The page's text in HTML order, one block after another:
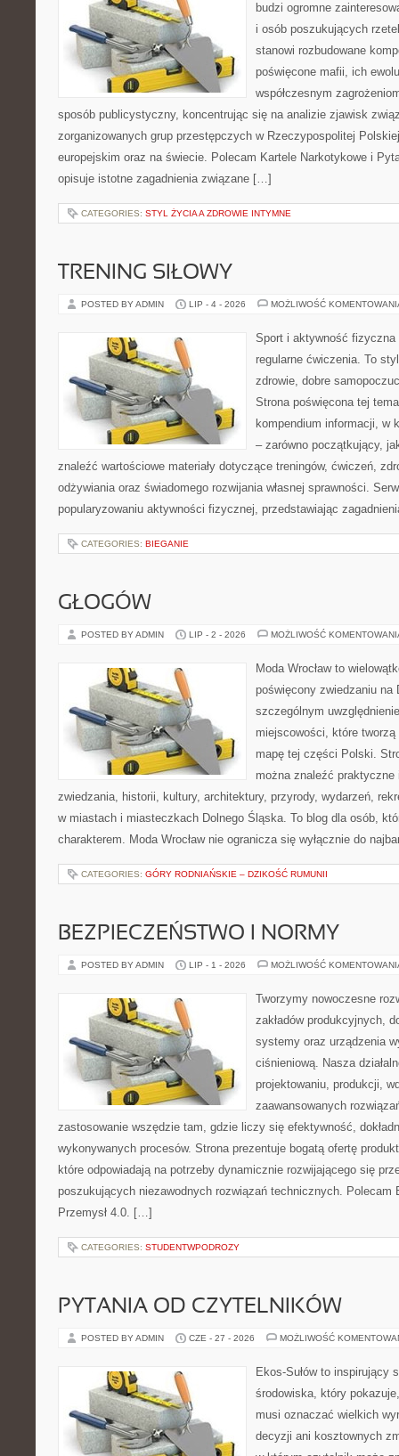
budzi ogromne
i osób poszukujących
stanowi rozbudowane
poświęcone mafii, ich
współczesnym
sposób publicystyczny, koncentrując się na analizie zjawisk
zorganizowanych grup przestępczych w Rzeczypospolitej
europejskim oraz na świecie. Polecam Kartele Narkotykowe i
opisuje istotne zagadnienia związane […]
CATEGORIES: STYL ŻYCIA A ZDROWIE INTYMNE
TRENING SIŁOWY
POSTED BY ADMIN LIP - 4 - 2026 MOŻLIWOŚĆ
Sport i aktywność
regularne ćwiczenia. To
zdrowie, dobre
Strona poświęcona tej
kompendium informacji, w
– zarówno początkujący,
znaleźć wartościowe materiały dotyczące treningów, ćwiczeń,
odżywiania oraz świadomego rozwijania własnej sprawności.
popularyzowaniu aktywności fizycznej, przedstawiając
CATEGORIES: BIEGANIE
GŁOGÓW
POSTED BY ADMIN LIP - 2 - 2026 MOŻLIWOŚĆ
Moda Wrocław to
poświęcony zwiedzaniu na
szczególnym
miejscowości, które
mapę tej części Polski.
można znaleźć
zwiedzania, historii, kultury, architektury, przyrody, wydarzeń,
w miastach i miasteczkach Dolnego Śląska. To blog dla osób,
charakterem. Moda Wrocław nie ogranicza się wyłącznie do
CATEGORIES: GÓRY RODNIAŃSKIE – DZIKOŚĆ RUMUNII
BEZPIECZEŃSTWO I NORMY
POSTED BY ADMIN LIP - 1 - 2026 MOŻLIWOŚĆ
Tworzymy nowoczesne
zakładów produkcyjnych,
systemy oraz urządzenia
ciśnieniową. Nasza
projektowaniu, produkcji,
zaawansowanych
zastosowanie wszędzie tam, gdzie liczy się efektywność,
wykonywanych procesów. Strona prezentuje bogatą ofertę
które odpowiadają na potrzeby dynamicznie rozwijającego się
poszukujących niezawodnych rozwiązań technicznych. Polecam
Przemysł 4.0. […]
CATEGORIES: STUDENTWPODROZY
PYTANIA OD CZYTELNIKÓW
POSTED BY ADMIN CZE - 27 - 2026 MOŻLIWOŚĆ
Ekos-Sułów to inspirujący
środowiska, który
musi oznaczać wielkich
decyzji ani kosztownych